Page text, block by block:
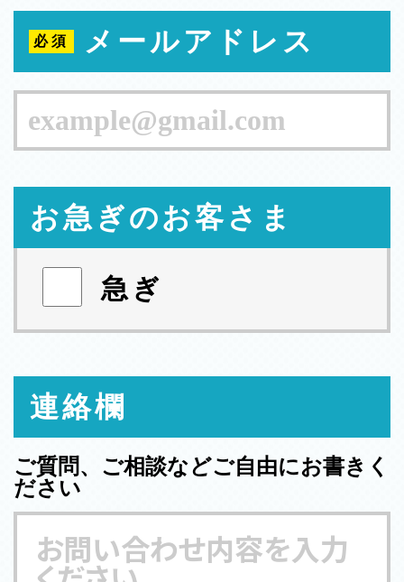
メールアドレス
お急ぎのお客さま
急ぎ
連絡欄
ご質問、ご相談などご自由にお書きく
ださい